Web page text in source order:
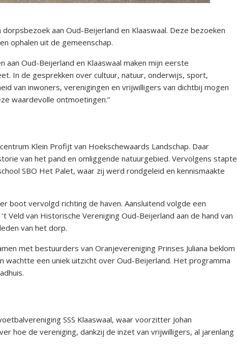
aan Oud-Beijerland en Klaaswaal. Deze bezoeken
ophalen uit de gemeenschap.
Oud-Beijerland en Klaaswaal maken mijn eerste
In de gesprekken over cultuur, natuur, onderwijs, sport,
van inwoners, verenigingen en vrijwilligers van dichtbij mogen
waardevolle ontmoetingen.”
Klein Profijt van Hoekschewaards Landschap. Daar
van het pand en omliggende natuurgebied. Vervolgens stapte
SBO Het Palet, waar zij werd rondgeleid en kennismaakte
boot vervolgd richting de haven. Aansluitend volgde een
Veld van Historische Vereniging Oud-Beijerland aan de hand van
van het dorp.
met bestuurders van Oranjevereniging Prinses Juliana beklom
een uniek uitzicht over Oud-Beijerland. Het programma
SSS Klaaswaal, waar voorzitter Johan
hoe de vereniging, dankzij de inzet van vrijwilligers, al jarenlang